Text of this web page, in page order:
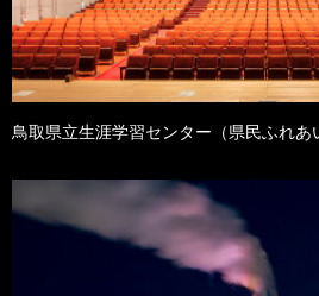
鳥取県立生涯学習センター（県民ふれあ